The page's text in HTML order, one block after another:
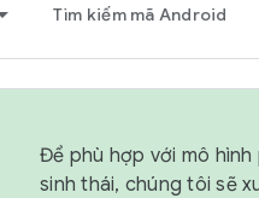
Tìm kiếm mã Android
Để phù hợp với mô
sinh thái, chúng tôi sẽ